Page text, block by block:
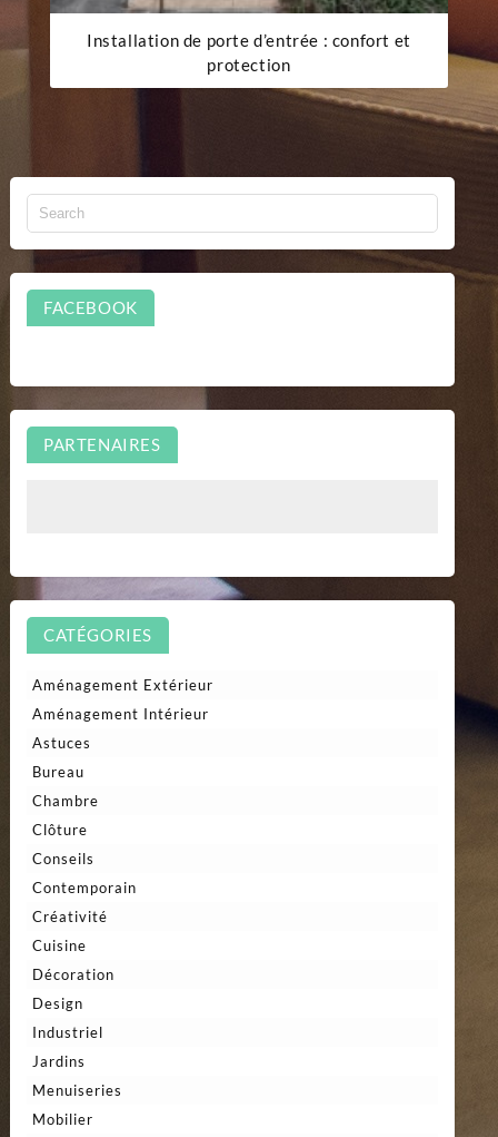
Installation de porte d’entrée : confort et
protection
FACEBOOK
PARTENAIRES
CATÉGORIES
Aménagement Extérieur
Aménagement Intérieur
Astuces
Bureau
Chambre
Clôture
Conseils
Contemporain
Créativité
Cuisine
Décoration
Design
Industriel
Jardins
Menuiseries
Mobilier